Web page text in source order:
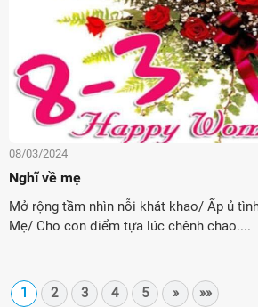
08/03/2024
Nghĩ về mẹ
Mở rộng tầm nhìn nỗi khát khao/ Ấp ủ
Mẹ/ Cho con điểm tựa lúc chênh chao....
1 2 3 4 5 » »»